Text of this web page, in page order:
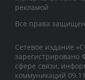
рекламой
Все права
Сетевое издание
зарегистрировано
сфере связи,
коммуникаций